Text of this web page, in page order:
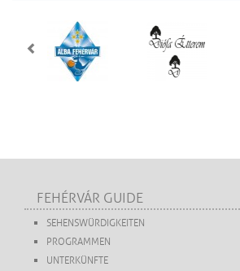
FEHÉRVÁR GUIDE
SEHENSWÜRDIGKEITEN
PROGRAMMEN
UNTERKÜNFTE